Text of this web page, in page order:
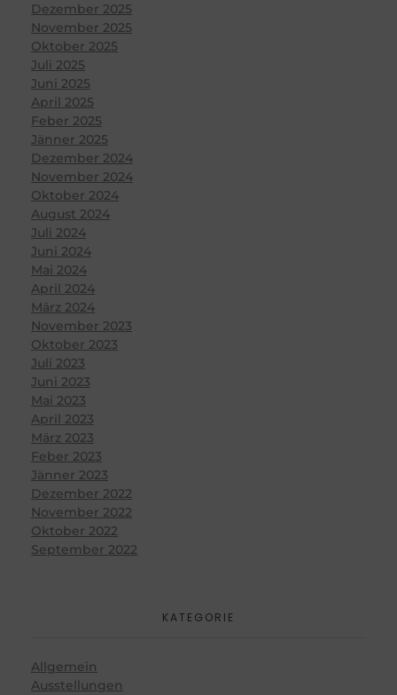
Dezember 2025
November 2025
Oktober 2025
Juli 2025
Juni 2025
April 2025
Feber 2025
Jänner 2025
Dezember 2024
November 2024
Oktober 2024
August 2024
Juli 2024
Juni 2024
Mai 2024
April 2024
März 2024
November 2023
Oktober 2023
Juli 2023
Juni 2023
Mai 2023
April 2023
März 2023
Feber 2023
Jänner 2023
Dezember 2022
November 2022
Oktober 2022
September 2022
KATEGORIE
Allgemein
Ausstellungen